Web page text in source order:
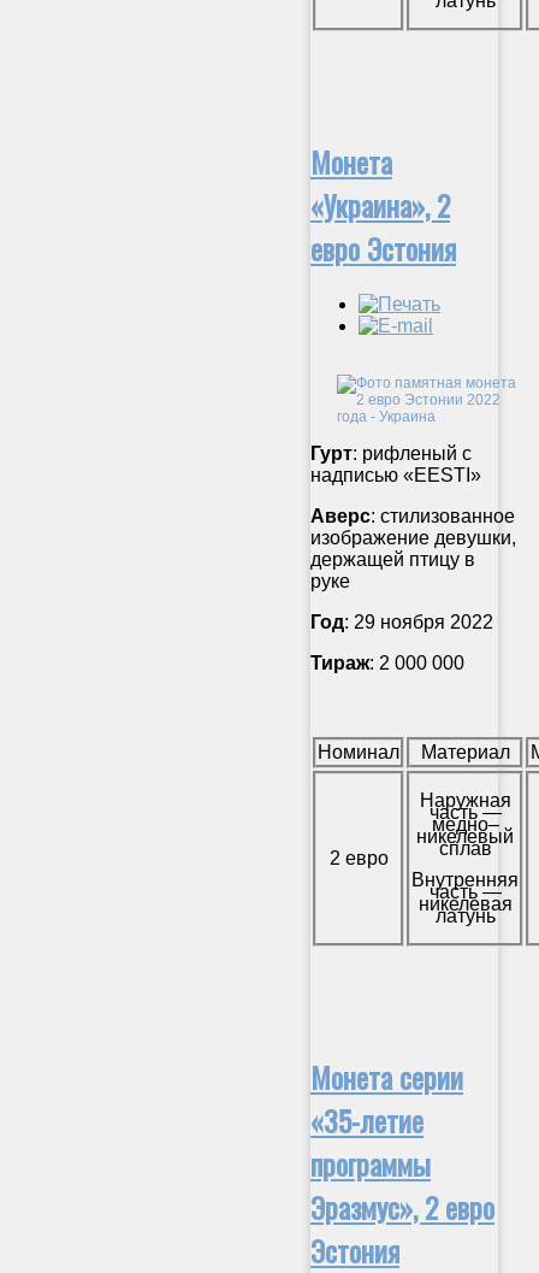
Монета
«Украина», 2
евро Эстония
Гурт: рифленый с
надписью «EESTI»
Аверс: стилизованное
изображение девушки,
держащей птицу в
руке
Год: 29 ноября 2022
Тираж: 2 000 000
Номинал Материал
2 евро
Наружная
часть —
медно–
никелевый
сплав
Внутренняя
часть —
никелевая
латунь
Монета серии
«35-летие
программы
Эразмус», 2 евро
Эстония